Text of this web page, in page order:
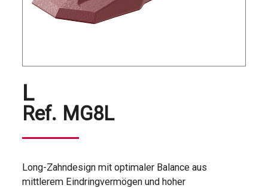
L
Ref. MG8L
Long-Zahndesign mit optimaler Balance aus
mittlerem Eindringvermögen und hoher